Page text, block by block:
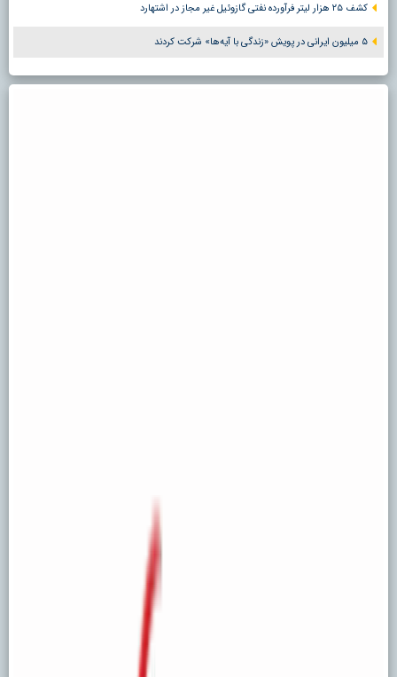
کشف ۲۵ هزار لیتر فرآورده نفتی گازوئیل غیر مجاز در اشتهارد
۵ میلیون ایرانی در پویش «زندگی با آیه‌ها» شرکت کردند